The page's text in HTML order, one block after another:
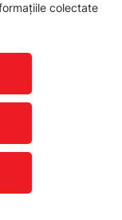
colectate